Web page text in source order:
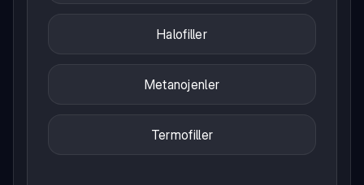
Halofiller
Metanojenler
Termofiller